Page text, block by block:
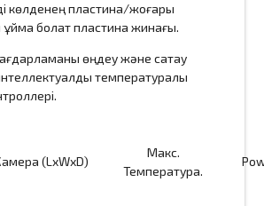
көлденең пластина/жоғары
болат пластина жинағы.
өңдеу және сақтау
температуралық
(LxWxD)
Макс.
Температура.